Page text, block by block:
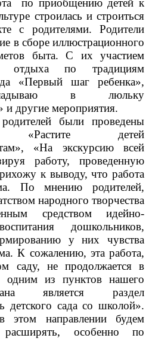
приобщению детей к
строилась и строиться
с родителями. Родители
в сборе иллюстрационного
быта. С их участием
отдыха по традициям
«Первый шаг ребенка»,
в люльку
и другие мероприятия.
были проведены
«Растите детей
«На экскурсию всей
работу, проведенную
к выводу, что работа
По мнению родителей,
народного творчества
средством идейно-
дошкольников,
у них чувства
К сожалению, эта работа,
саду, не продолжается в
одним из пунктов нашего
является раздел
детского сада со школой».
направлении будем
особенно по